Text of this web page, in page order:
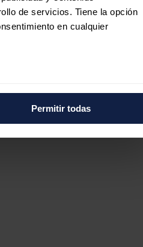
de servicios. Tiene la opción
en cualquier
con nuestros partners de
Permitir todas
dejaron de recibir atención
las causas"
. "Eso creo que no
"rapidísima" por lo sucedido
ha defendido en continuar